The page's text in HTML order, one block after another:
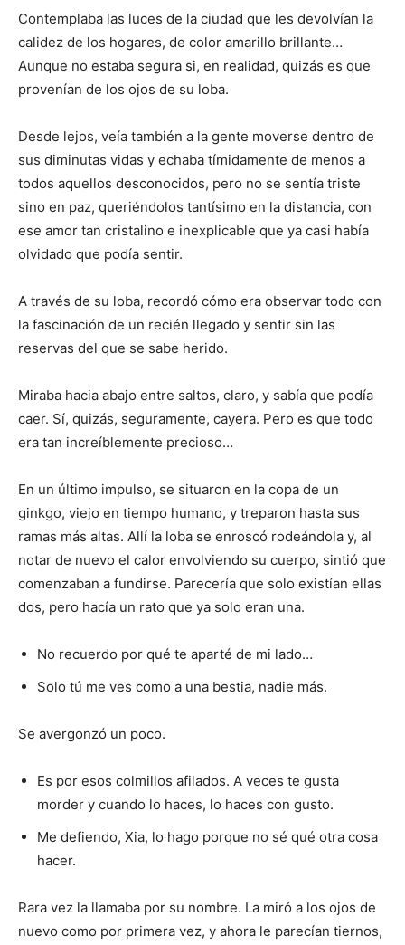
Contemplaba las luces de la ciudad que les devolvían la
calidez de los hogares, de color amarillo brillante…
Aunque no estaba segura si, en realidad, quizás es que
provenían de los ojos de su loba.
Desde lejos, veía también a la gente moverse dentro de
sus diminutas vidas y echaba tímidamente de menos a
todos aquellos desconocidos, pero no se sentía triste
sino en paz, queriéndolos tantísimo en la distancia, con
ese amor tan cristalino e inexplicable que ya casi había
olvidado que podía sentir.
A través de su loba, recordó cómo era observar todo con
la fascinación de un recién llegado y sentir sin las
reservas del que se sabe herido.
Miraba hacia abajo entre saltos, claro, y sabía que podía
caer. Sí, quizás, seguramente, cayera. Pero es que todo
era tan increíblemente precioso…
En un último impulso, se situaron en la copa de un
ginkgo, viejo en tiempo humano, y treparon hasta sus
ramas más altas. Allí la loba se enroscó rodeándola y, al
notar de nuevo el calor envolviendo su cuerpo, sintió que
comenzaban a fundirse. Parecería que solo existían ellas
dos, pero hacía un rato que ya solo eran una.
No recuerdo por qué te aparté de mi lado…
Solo tú me ves como a una bestia, nadie más.
Se avergonzó un poco.
Es por esos colmillos afilados. A veces te gusta
morder y cuando lo haces, lo haces con gusto.
Me defiendo, Xia, lo hago porque no sé qué otra cosa
hacer.
Rara vez la llamaba por su nombre. La miró a los ojos de
nuevo como por primera vez, y ahora le parecían tiernos,